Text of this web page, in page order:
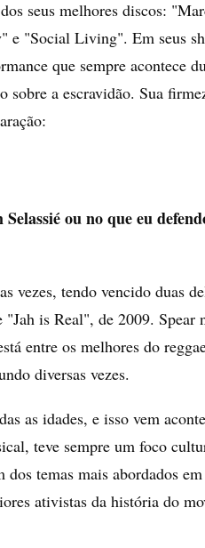
seus melhores discos:
"Social Living". Em seus
que sempre acontece
sobre a escravidão. Sua
ou no que eu
vezes, tendo vencido duas
is Real", de 2009. Spear
entre os melhores do
diversas vezes.
as idades, e isso vem
teve sempre um foco
temas mais abordados em
ativistas da história do